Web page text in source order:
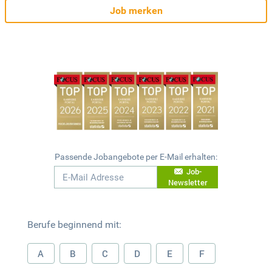
Job merken
Passende Jobangebote per E-Mail erhalten:
Job-
Newsletter
Berufe beginnend mit:
A B C D E F